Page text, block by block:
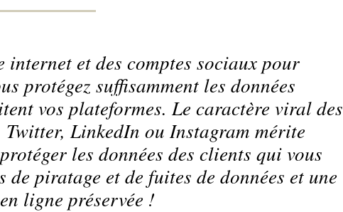
et des comptes sociaux pour
protégez suffisamment les données
vos plateformes. Le caractère viral des
Twitter, LinkedIn ou Instagram mérite
les données des clients qui vous
piratage et de fuites de données et une
ligne préservée !